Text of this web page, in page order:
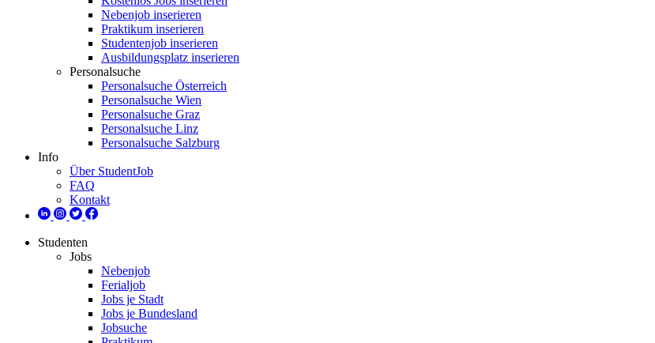
Nebenjob inserieren
Praktikum inserieren
Studentenjob inserieren
Ausbildungsplatz inserieren
Personalsuche
Personalsuche Österreich
Personalsuche Wien
Personalsuche Graz
Personalsuche Linz
Personalsuche Salzburg
Info
Über StudentJob
FAQ
Kontakt
Studenten
Jobs
Nebenjob
Ferialjob
Jobs je Stadt
Jobs je Bundesland
Jobsuche